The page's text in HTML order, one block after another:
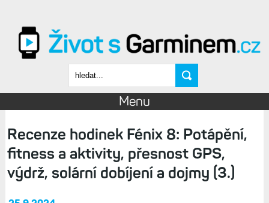
Vyhledávání
Menu
Recenze hodinek Fénix 8: Potápění,
fitness a aktivity, přesnost GPS,
výdrž, solární dobíjení a dojmy (3.)